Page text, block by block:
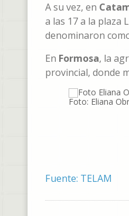
A su vez, en
a las 17 a la plaza
denominaron
En Formosa, la
provincial, donde
Foto: Eliana
Fuente: TELAM